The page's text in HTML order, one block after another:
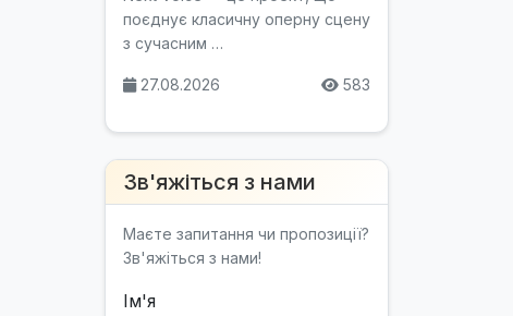
поєднує класичну оперну сцену
з сучасним …
27.08.2026 583
Зв'яжіться з нами
Маєте запитання чи пропозиції?
Зв'яжіться з нами!
Ім'я